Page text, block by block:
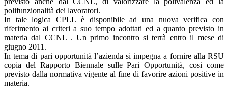
polifunzionalità dei lavoratori.
In tale logica CPLL è disponibile ad una nuova verifica con
riferimento ai criteri a suo tempo adottati ed a quanto previsto in
materia dal CCNL . Un primo incontro si terrà entro il mese di
giugno 2011.
In tema di pari opportunità l’azienda si impegna a fornire alla RSU
copia del Rapporto Biennale sulle Pari Opportunità, cosi come
previsto dalla normativa vigente al fine di favorire azioni positive in
materia.